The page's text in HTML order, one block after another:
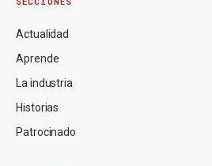
Actualidad
Aprende
La industria
Historias
Patrocinado